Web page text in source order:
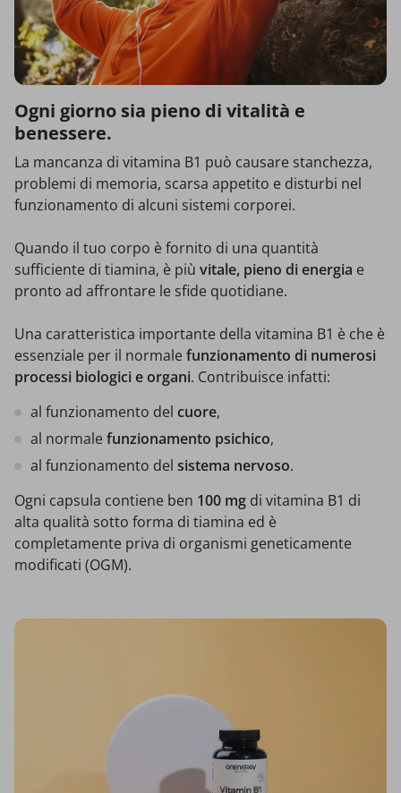
Ogni giorno sia pieno di vitalità e
benessere.
La mancanza di vitamina B1 può causare stanchezza,
problemi di memoria, scarsa appetito e disturbi nel
funzionamento di alcuni sistemi corporei.
Quando il tuo corpo è fornito di una quantità
sufficiente di tiamina, è più vitale, pieno di energia e
pronto ad affrontare le sfide quotidiane.
Una caratteristica importante della vitamina B1 è che è
essenziale per il normale funzionamento di numerosi
processi biologici e organi. Contribuisce infatti:
al funzionamento del cuore,
al normale funzionamento psichico,
al funzionamento del sistema nervoso.
Ogni capsula contiene ben 100 mg di vitamina B1 di
alta qualità sotto forma di tiamina ed è
completamente priva di organismi geneticamente
modificati (OGM).